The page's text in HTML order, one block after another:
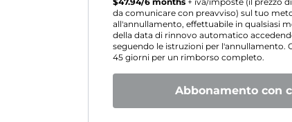
$47.94/6 months + iva/imposte (il prezzo
da comunicare con preavviso) sul tuo
all'annullamento, effettuabile in qualsiasi
della data di rinnovo automatico
seguendo le istruzioni per l'annullamento.
45 giorni per un rimborso completo.
Abbonamento con